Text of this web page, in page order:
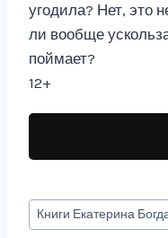
угодила? Нет, это
ли вообще
поймает?
12+
Метки
записи:
Книги Екатерина